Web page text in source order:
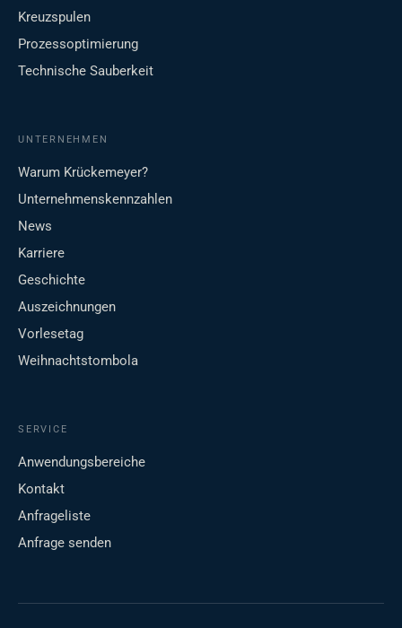
Kreuzspulen
Prozessoptimierung
Technische Sauberkeit
UNTERNEHMEN
Warum Krückemeyer?
Unternehmenskennzahlen
News
Karriere
Geschichte
Auszeichnungen
Vorlesetag
Weihnachtstombola
SERVICE
Anwendungsbereiche
Kontakt
Anfrageliste
Anfrage senden